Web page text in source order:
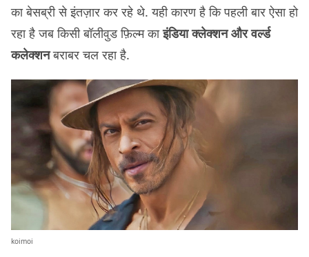
का बेसब्री से इंतज़ार कर रहे थे. यही कारण है कि पहली बार ऐसा हो
रहा है जब किसी बॉलीवुड फ़िल्म काइंडिया क्लेक्शन और वर्ल्ड
कलेक्शनबराबर चल रहा है.
koimoi